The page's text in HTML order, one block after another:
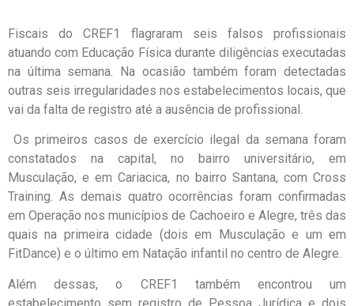
Fiscais do CREF1 flagraram seis falsos profissionais
atuando com Educação Física durante diligências executadas
na última semana. Na ocasião também foram detectadas
outras seis irregularidades nos estabelecimentos locais, que
vai da falta de registro até a ausência de profissional.
Os primeiros casos de exercício ilegal da semana foram
constatados na capital, no bairro universitário, em
Musculação, e em Cariacica, no bairro Santana, com Cross
Training. As demais quatro ocorrências foram confirmadas
em Operação nos municípios de Cachoeiro e Alegre, três das
quais na primeira cidade (dois em Musculação e um em
FitDance) e o último em Natação infantil no centro de Alegre.
Além dessas, o CREF1 também encontrou um